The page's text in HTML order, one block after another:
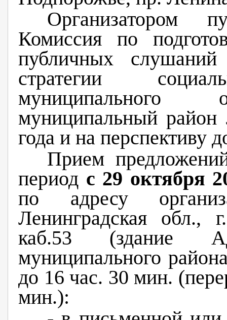
Организатором
Комиссия по
публичных слушаний
стратегии
муниципального
муниципальный район
года и на перспективу
Прием
период с 29 октября
по адресу
Ленинградская
каб.53 (здание
муниципального
до 16 час. 30 мин.
мин.):